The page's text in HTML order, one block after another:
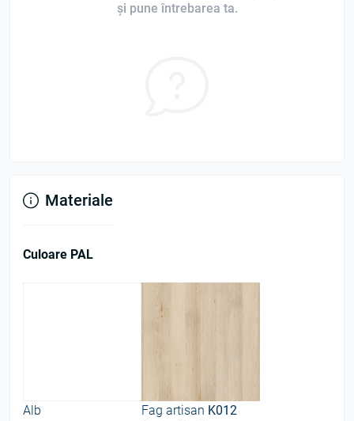
și pune întrebarea ta.
Materiale
Culoare PAL
Alb Fag artisan K012